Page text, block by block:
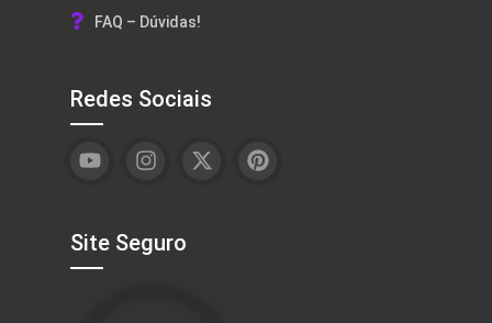
FAQ – Dúvidas!
Redes Sociais
Site Seguro